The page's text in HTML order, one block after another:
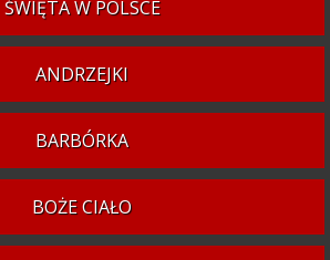
ŚWIĘTA W POLSCE
ANDRZEJKI
BARBÓRKA
BOŻE CIAŁO